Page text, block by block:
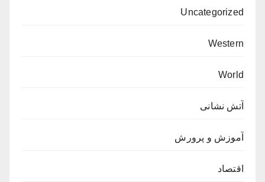
Uncategorized
Western
World
آتش نشانی
آموزش و پرورش
اقتصاد